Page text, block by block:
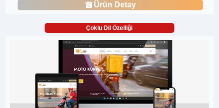
Ürün Detay
Çoklu Dil Özelliği